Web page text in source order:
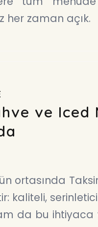
her zaman açık.
ve Iced
ortasında
kaliteli,
da bu ihtiyaca